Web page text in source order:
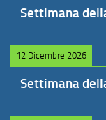
Settimana
12 Dicembre 2026
Settimana